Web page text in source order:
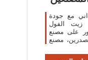
مع جودة
زيت الفول
على مصنع
مصنع